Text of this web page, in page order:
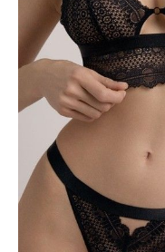
Tabela rozmiarów
98/M
102/L
Jak złożyć zamówienie
POWIADOM MNIE O
ПОЛУЧИТЬ ПО